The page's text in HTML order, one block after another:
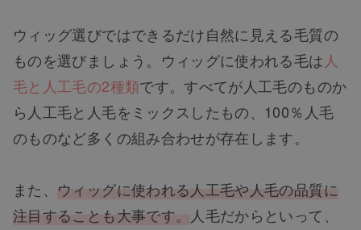
ウィッグ選びではできるだけ自然に見える毛質の
ものを選びましょう。ウィッグに使われる毛は 人
毛と人工毛の2種類です。すべてが人工毛のものか
ら人工毛と人毛をミックスしたもの、100％人毛
のものなど多くの組み合わせが存在します。
また、 ウィッグに使われる人工毛や人毛の品質に
注目することも大事です。
人毛だからといって、